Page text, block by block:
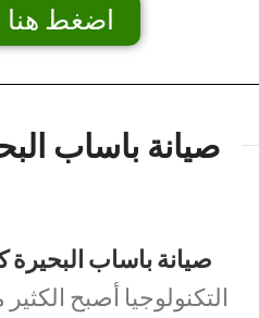
اضغط هنا
صيانة باساب
صيانة باساب البحيرة
التكنولوجيا أصبح